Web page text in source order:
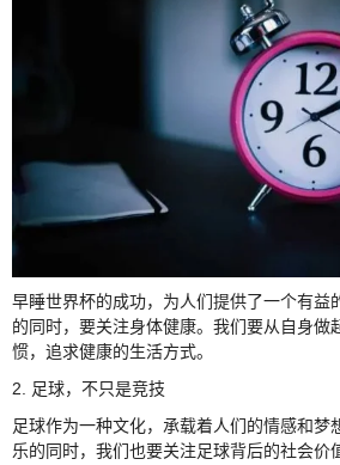
早睡世界杯的成功，为人们提供了一个有益
的同时，要关注身体健康。我们要从自身做
惯，追求健康的生活方式。
2. 足球，不只是竞技
足球作为一种文化，承载着人们的情感和梦
乐的同时，我们也要关注足球背后的社会价